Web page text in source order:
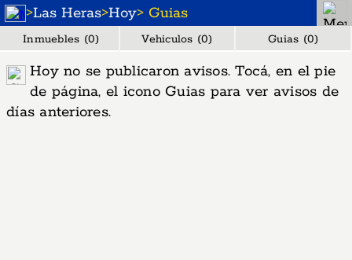
>Las Heras>Hoy> Guias
Inmuebles (0) Vehiculos (0) Guias (0)
Hoy no se publicaron avisos. Tocá, en el pie
de página, el icono Guias para ver avisos de
días anteriores.